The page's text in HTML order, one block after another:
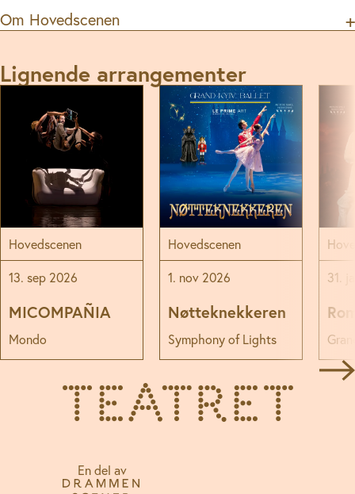
Om Hovedscenen
Lignende arrangementer
Hovedscenen
13. sep 2026
MICOMPAÑIA
Mondo
Hovedscenen
1. nov 2026
Nøtteknekkeren
Symphony of Lights
31.
En del av